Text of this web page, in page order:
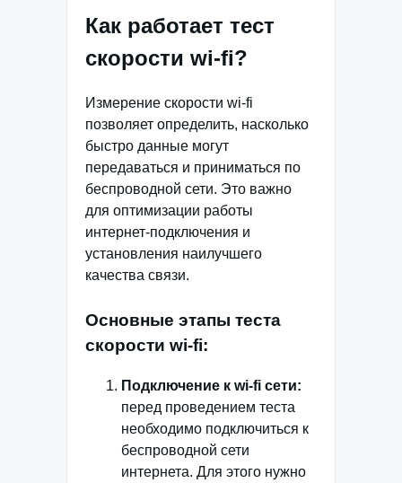
Как работает тест
скорости wi-fi?
Измерение скорости wi-fi
позволяет определить, насколько
быстро данные могут
передаваться и приниматься по
беспроводной сети. Это важно
для оптимизации работы
интернет-подключения и
установления наилучшего
качества связи.
Основные этапы теста
скорости wi-fi:
Подключение к wi-fi сети:
перед проведением теста
необходимо подключиться к
беспроводной сети
интернета. Для этого нужно